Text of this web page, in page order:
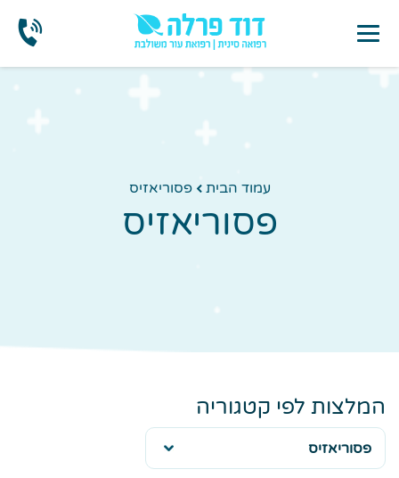
עמוד הבית פסוריאזיס
פסוריאזיס
המלצות לפי קטגוריה